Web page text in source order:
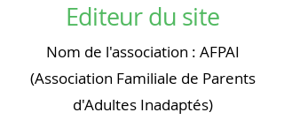
Editeur du site
Nom de l'association : AFPAI
(Association Familiale de Parents
d'Adultes Inadaptés)